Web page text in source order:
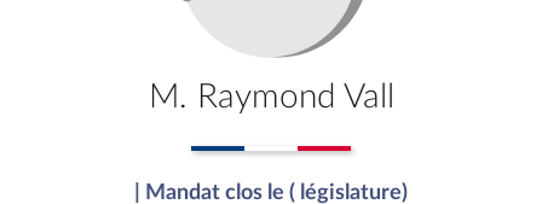
M. Raymond Vall
| Mandat clos le ( législature)